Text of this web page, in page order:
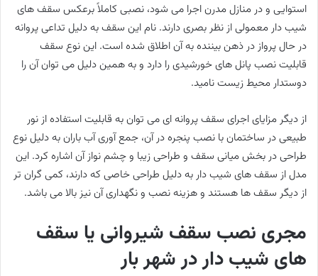
استوایی و در منازل مدرن اجرا می شود، نصبی کاملاً برعکس سقف های
شیب دار معمولی از نظر بصری دارند. نام این سقف به دلیل تداعی پروانه
در حال پرواز در ذهن بیننده به آن اطلاق شده است. این نوع سقف
قابلیت نصب پانل های خورشیدی را دارد و به همین دلیل می توان آن را
دوستدار محیط زیست نامید.
از دیگر مزایای اجرای سقف پروانه ای می توان به قابلیت استفاده از نور
طبیعی در ساختمان با نصب پنجره در آن، جمع آوری آب باران به دلیل نوع
طراحی در بخش میانی سقف و طراحی زیبا و چشم نواز آن اشاره کرد. این
مدل از سقف های شیب دار به دلیل طراحی خاصی که دارند، کمی گران تر
از دیگر سقف ها هستند و هزینه نصب و نگهداری آن نیز بالا می باشد.
مجری نصب سقف شیروانی یا سقف
های شیب دار در شهر بار